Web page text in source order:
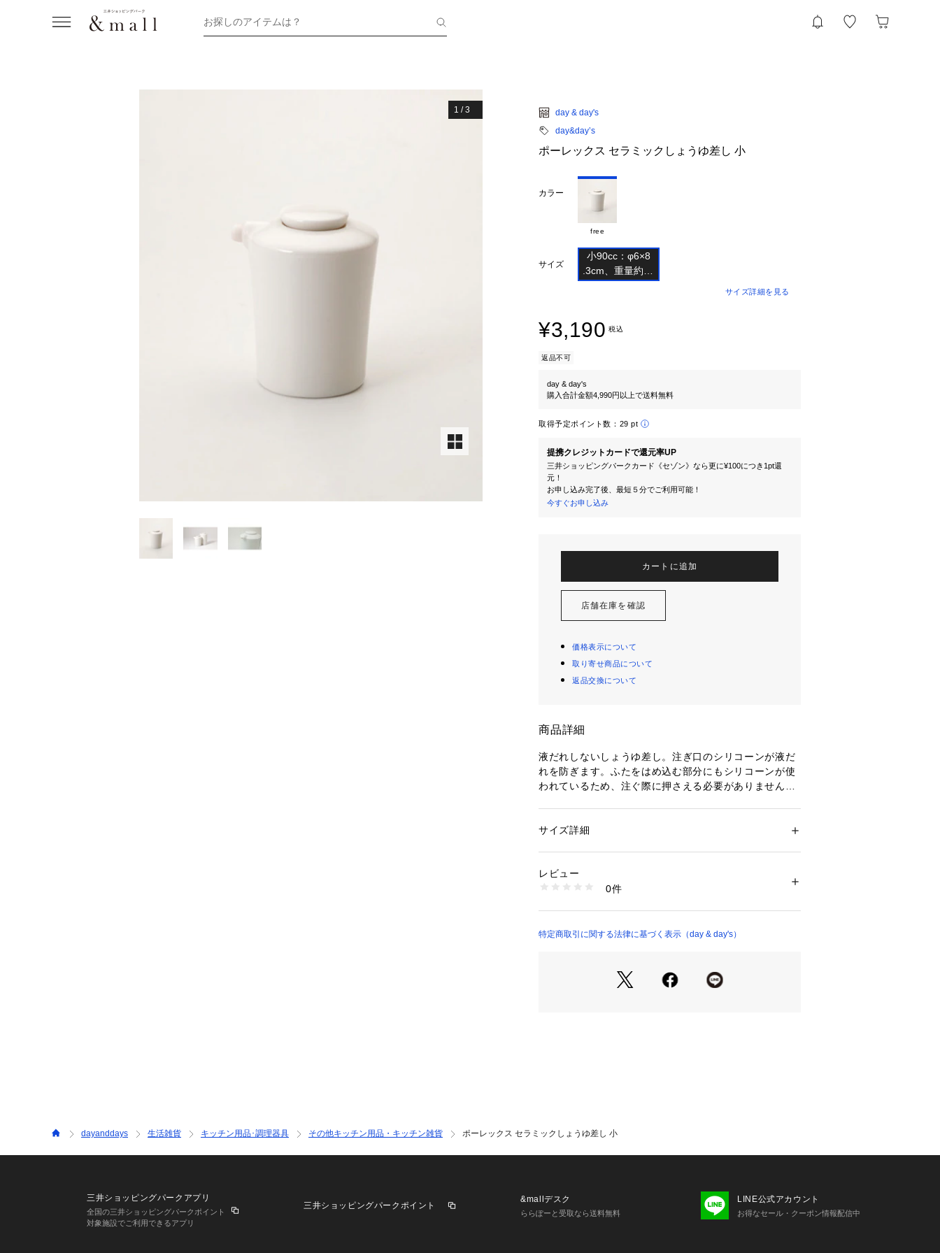
お探しのアイテムは？
1 /3
day & day's
day&day’s
ポーレックス セラミックしょうゆ差し 小
カラー
free
サイズ
小90cc：φ6×8
.3cm、重量約17
サイズ詳細を見る
¥3,190 税込
返品不可
day & day's
購入合計金額4,990円以上で送料無料
取得予定ポイント数： 29 pt
提携クレジットカードで還元率UP
三井ショッピングパークカード《セゾン》なら更に¥100につき1pt還
元！
お申し込み完了後、最短５分でご利用可能！
今すぐお申し込み
カートに追加
店舗在庫を確認
価格表示について
取り寄せ商品について
返品交換について
商品詳細
液だれしないしょうゆ差し。注ぎ口のシリコーンが液だ
れを防ぎます。ふたをはめ込む部分にもシリコーンが使
われているため、注ぐ際に押さえる必要がありません。
性別：レディース
生産国：日本製
5200000000541
サイズ詳細
レビュー
0件
特定商取引に関する法律に基づく表示（day & day's）
dayanddays 生活雑貨 キッチン用品･調理器具 その他キッチン用品・キッチン雑貨 ポーレックス セラミックしょうゆ差し 小
三井ショッピングパークアプリ
全国の三井ショッピングパークポイント
対象施設でご利用できるアプリ
三井ショッピングパークポイント
&mallデスク
ららぽーと受取なら送料無料
LINE公式アカウント
お得なセール・クーポン情報配信中